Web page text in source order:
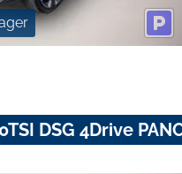
DSG 4Drive